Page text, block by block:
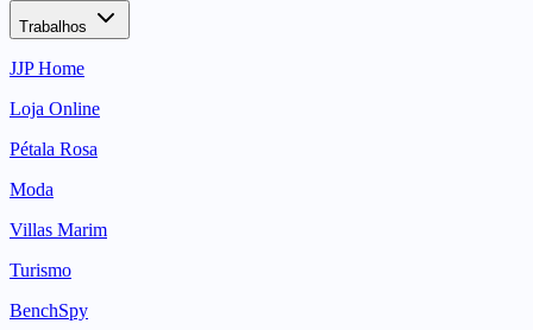
Trabalhos
JJP Home
Loja Online
Pétala Rosa
Moda
Villas Marim
Turismo
BenchSpy